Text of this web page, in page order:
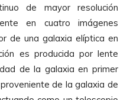
de mayor resolución
en cuatro imágenes
de una galaxia elíptica en
es producida por lente
de la galaxia en primer
de la galaxia de